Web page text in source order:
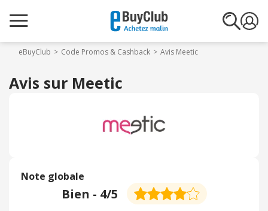
eBuyClub Code Promos & Cashback Avis Meetic
Avis sur Meetic
Note globale
Bien - 4/5